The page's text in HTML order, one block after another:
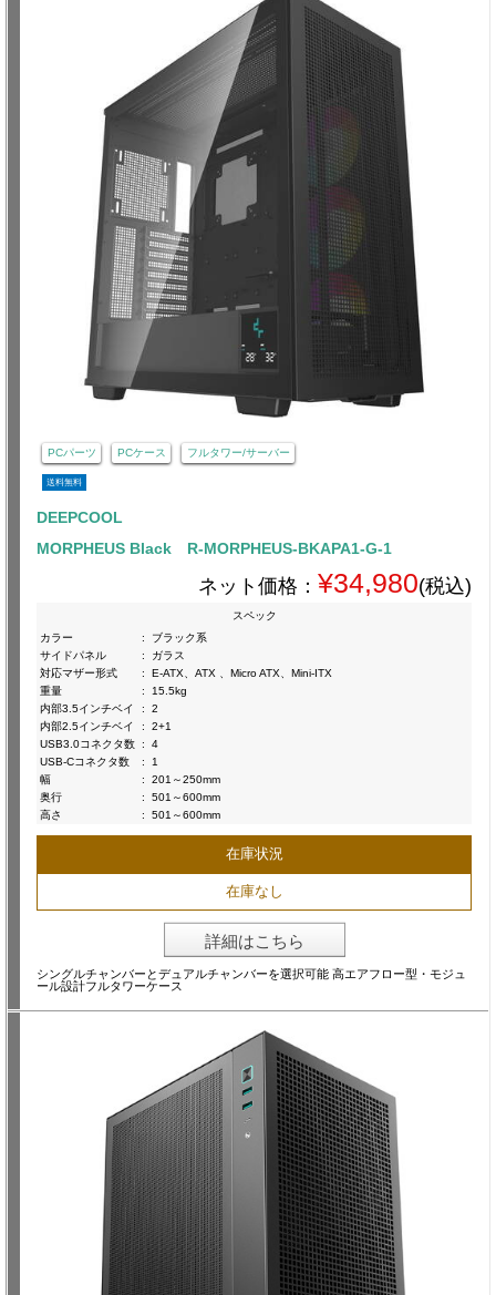
PCパーツ PCケース フルタワー/サーバー
送料無料
DEEPCOOL
MORPHEUS Black R-MORPHEUS-BKAPA1-G-1
ネット価格： ¥34,980(税込)
スペック
カラー
:
ブラック系
サイドパネル
:
ガラス
対応マザー形式
:
E-ATX、ATX 、Micro ATX、Mini-ITX
重量
:
15.5kg
内部3.5インチベイ
:
2
内部2.5インチベイ
:
2+1
USB3.0コネクタ数 :
4
USB-Cコネクタ数
:
1
幅
:
201～250mm
奥行
:
501～600mm
高さ
: 501～600mm
在庫状況
在庫なし
詳細はこちら
シングルチャンバーとデュアルチャンバーを選択可能 高エアフロー型・モジュ
ール設計フルタワーケース